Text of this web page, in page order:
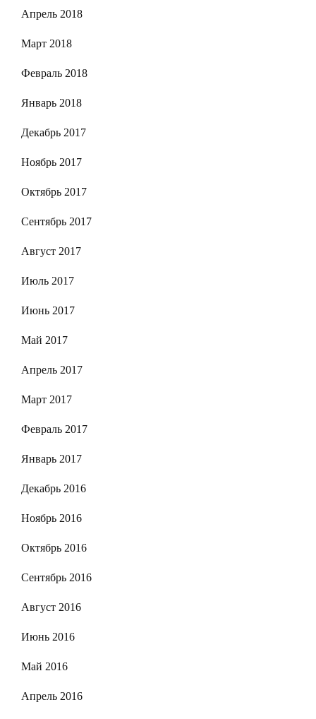
Апрель 2018
Март 2018
Февраль 2018
Январь 2018
Декабрь 2017
Ноябрь 2017
Октябрь 2017
Сентябрь 2017
Август 2017
Июль 2017
Июнь 2017
Май 2017
Апрель 2017
Март 2017
Февраль 2017
Январь 2017
Декабрь 2016
Ноябрь 2016
Октябрь 2016
Сентябрь 2016
Август 2016
Июнь 2016
Май 2016
Апрель 2016